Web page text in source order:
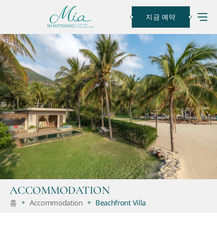
지금 예약
ACCOMMODATION
홈 Accommodation Beachfront Villa